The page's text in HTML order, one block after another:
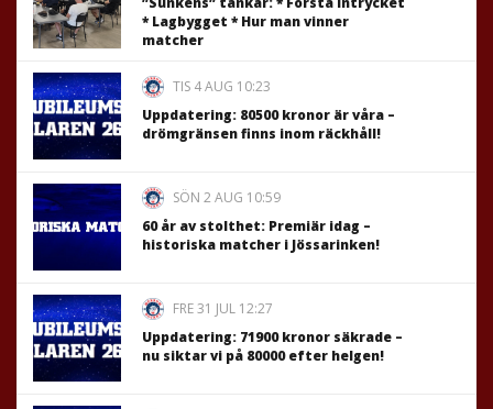
* Lagbygget * Hur man vinner
matcher
TIS 4 AUG 10:23
Uppdatering: 80500 kronor är våra –
drömgränsen finns inom räckhåll!
SÖN 2 AUG 10:59
60 år av stolthet: Premiär idag –
historiska matcher i Jössarinken!
FRE 31 JUL 12:27
Uppdatering: 71900 kronor säkrade –
nu siktar vi på 80000 efter helgen!